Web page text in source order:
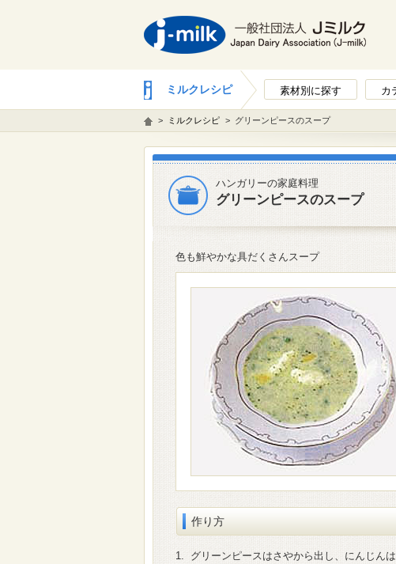
ミルクレシピ 素材別に探す カ
> ミルクレシピ > グリーンピースのスープ
ハンガリーの家庭料理
グリーンピースのスープ
色も鮮やかな具だくさんスープ
作り方
1.
グリーンピースはさやから出し、にんじん